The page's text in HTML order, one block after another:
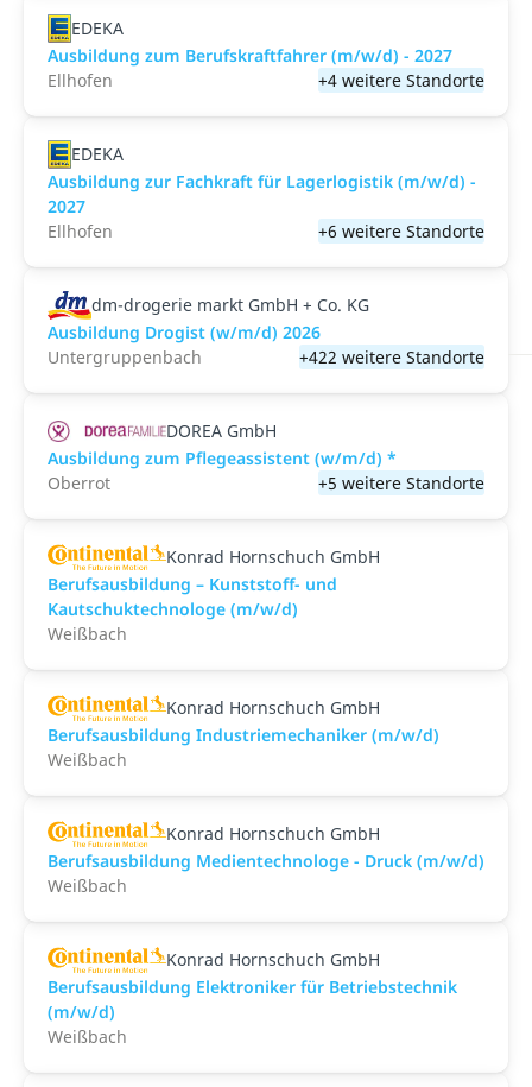
EDEKA
Ausbildung zum Berufskraftfahrer (m/w/d) - 2027
Ellhofen
+4 weitere Standorte
EDEKA
Ausbildung zur Fachkraft für Lagerlogistik (m/w/d) -
2027
Ellhofen
+6 weitere Standorte
dm-drogerie markt GmbH + Co. KG
Ausbildung Drogist (w/m/d) 2026
Untergruppenbach
+422 weitere Standorte
DOREA GmbH
Ausbildung zum Pflegeassistent (w/m/d) *
Oberrot
+5 weitere Standorte
Konrad Hornschuch GmbH
Berufsausbildung – Kunststoff- und
Kautschuktechnologe (m/w/d)
Weißbach
Konrad Hornschuch GmbH
Berufsausbildung Industriemechaniker (m/w/d)
Weißbach
Konrad Hornschuch GmbH
Berufsausbildung Medientechnologe - Druck (m/w/d)
Weißbach
Konrad Hornschuch GmbH
Berufsausbildung Elektroniker für Betriebstechnik
(m/w/d)
Weißbach